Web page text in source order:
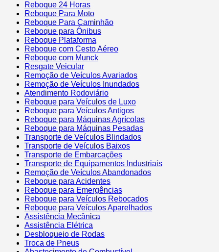
Reboque 24 Horas
Reboque Para Moto
Reboque Para Caminhão
Reboque para Ônibus
Reboque Plataforma
Reboque com Cesto Aéreo
Reboque com Munck
Resgate Veicular
Remoção de Veículos Avariados
Remoção de Veículos Inundados
Atendimento Rodoviário
Reboque para Veículos de Luxo
Reboque para Veículos Antigos
Reboque para Máquinas Agrícolas
Reboque para Máquinas Pesadas
Transporte de Veículos Blindados
Transporte de Veículos Baixos
Transporte de Embarcações
Transporte de Equipamentos Industriais
Remoção de Veículos Abandonados
Reboque para Acidentes
Reboque para Emergências
Reboque para Veículos Rebocados
Reboque para Veículos Aparelhados
Assistência Mecânica
Assistência Elétrica
Desbloqueio de Rodas
Troca de Pneus